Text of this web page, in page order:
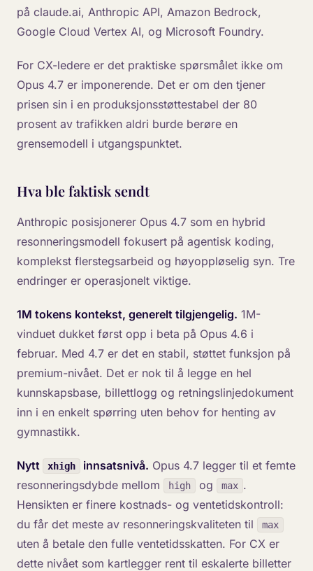
på claude.ai, Anthropic API, Amazon Bedrock,
Google Cloud Vertex AI, og Microsoft Foundry.
For CX-ledere er det praktiske spørsmålet ikke om
Opus 4.7 er imponerende. Det er om den tjener
prisen sin i en produksjonsstøttestabel der 80
prosent av trafikken aldri burde berøre en
grensemodell i utgangspunktet.
Hva ble faktisk sendt
Anthropic posisjonerer Opus 4.7 som en hybrid
resonneringsmodell fokusert på agentisk koding,
komplekst flerstegsarbeid og høyoppløselig syn. Tre
endringer er operasjonelt viktige.
1M tokens kontekst, generelt tilgjengelig. 1M-
vinduet dukket først opp i beta på Opus 4.6 i
februar. Med 4.7 er det en stabil, støttet funksjon på
premium-nivået. Det er nok til å legge en hel
kunnskapsbase, billettlogg og retningslinjedokument
inn i en enkelt spørring uten behov for henting av
gymnastikk.
Nytt xhigh innsatsnivå. Opus 4.7 legger til et femte
resonneringsdybde mellom
high og max .
Hensikten er finere kostnads- og ventetidskontroll:
du får det meste av resonneringskvaliteten til
max
uten å betale den fulle ventetidsskatten. For CX er
dette nivået som kartlegger rent til eskalerte billetter